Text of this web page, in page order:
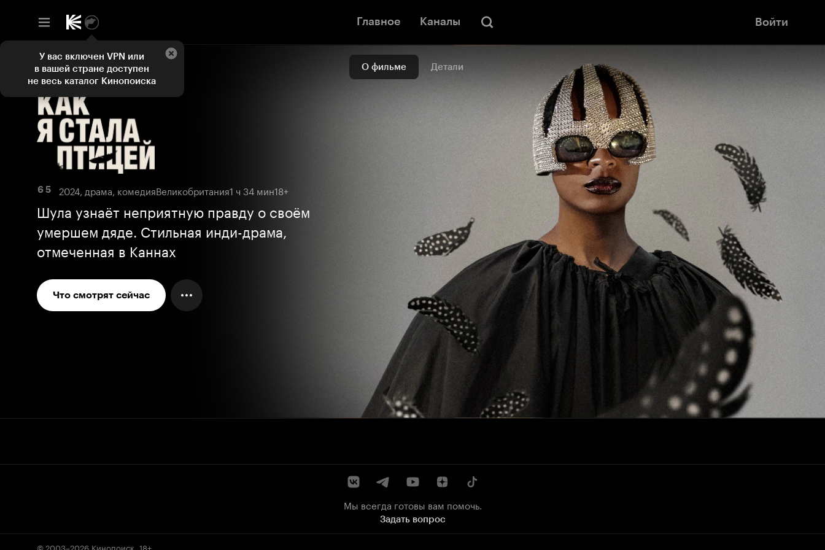
Главное Каналы Войти
О фильме Детали
6 5 2024, драма, комедияВеликобритания1 ч 34 мин18+
Шула узнаёт неприятную правду о своём
умершем дяде. Стильная инди-драма,
отмеченная в Каннах
Что смотрят сейчас
Мы всегда готовы вам помочь.
Задать вопрос
© 2003–2026 Кинопоиск 18+
У вас включен VPN или
в вашей стране доступен
не весь каталог Кинопоиска